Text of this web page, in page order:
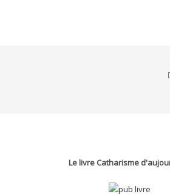
Le livre Catharisme